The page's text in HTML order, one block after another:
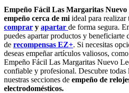
Empeño Fácil Las Margaritas Nuevo
empeño cerca de mi ideal para realizar
comprar y apartar de forma segura.
puedes apartar productos y beneficiarte
de recompensas EZ+. Si necesitas
deseas empeñar artículos valiosos,
Empeño Fácil Las Margaritas Nuevo
confiable y profesional. Descubre todas
nuestras secciones de empeño de
electrodomésticos.